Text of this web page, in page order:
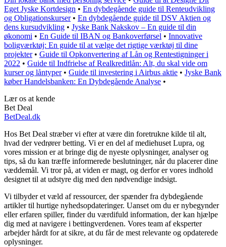
Eget Jyske Kortdesign • En dybdegående guide til Renteudvikling
og Obligationskurser• En dybdegående guide til DSV Aktien og
dens kursudvikling • Jyske Bank Nakskov – En guide til din
økonomi • En Guide til IBAN og Bankoverførsel • Innovative
boligværktøj: En guide til at vælge det rigtige værktøj til dine
projekter• Guide til Opkonvertering af Lån og Rentestigninger i
2022 • Guide til Indfrielse af Realkreditlån: Alt, du skal vide om
kurser og låntyper• Guide til investering i Airbus aktie • Jyske Bank
køber Handelsbanken: En Dybdegående Analyse •
Lær os at kende
Bet Deal
BetDeal.dk
Hos Bet Deal stræber vi efter at være din foretrukne kilde til alt,
hvad der vedrører betting. Vi er en del af mediehuset Lupra, og
vores mission er at bringe dig de nyeste oplysninger, analyser og
tips, så du kan træffe informerede beslutninger, når du placerer dine
væddemål. Vi tror på, at viden er magt, og derfor er vores indhold
designet til at udstyre dig med den nødvendige indsigt.
Vi tilbyder et væld af ressourcer, der spænder fra dybdegående
artikler til hurtige nyhedsopdateringer. Uanset om du er nybegynder
eller erfaren spiller, finder du værdifuld information, der kan hjælpe
dig med at navigere i bettingverdenen. Vores team af eksperter
arbejder hårdt for at sikre, at du får de mest relevante og opdaterede
oplysninger.